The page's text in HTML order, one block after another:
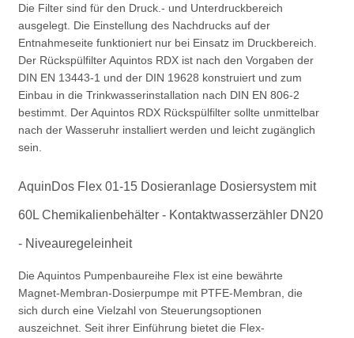
Die Filter sind für den Druck.- und Unterdruckbereich
ausgelegt. Die Einstellung des Nachdrucks auf der
Entnahmeseite funktioniert nur bei Einsatz im Druckbereich.
Der Rückspülfilter Aquintos RDX ist nach den Vorgaben der
DIN EN 13443-1 und der DIN 19628 konstruiert und zum
Einbau indie Trinkwasserinstallation nach DIN EN 806-2
bestimmt. Der Aquintos RDX Rückspülfilter sollte unmittelbar
nach der Wasseruhr installiert werden und leicht zugänglich
sein.
AquinDos Flex 01-15 Dosieranlage Dosiersystem mit
60LChemikalienbehälter - Kontaktwasserzähler DN20
- Niveauregeleinheit
Die Aquintos Pumpenbaureihe Flex ist eine bewährte
Magnet-Membran-Dosierpumpe mit PTFE-Membran, die
sich durch eine Vielzahl von Steuerungsoptionen
auszeichnet. Seit ihrer Einführung bietet die Flex-